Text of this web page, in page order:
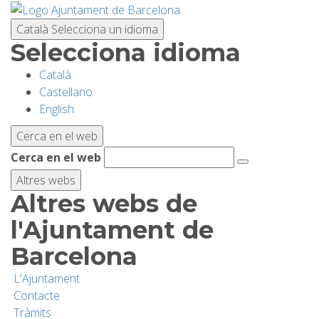
Català Selecciona un idioma
Selecciona idioma
Català
Castellano
English
Cerca en el web
Cerca en el web
Altres webs
Altres webs de
l'Ajuntament de
Barcelona
L'Ajuntament
Contacte
Tràmits
Vés
contingut
PLANIFICA LA VISITA
BIODIVERSITAT
ACTIVITATS
ESCOLES
RECERCA I CONSERVACIÓ
SOSTENIBILITAT